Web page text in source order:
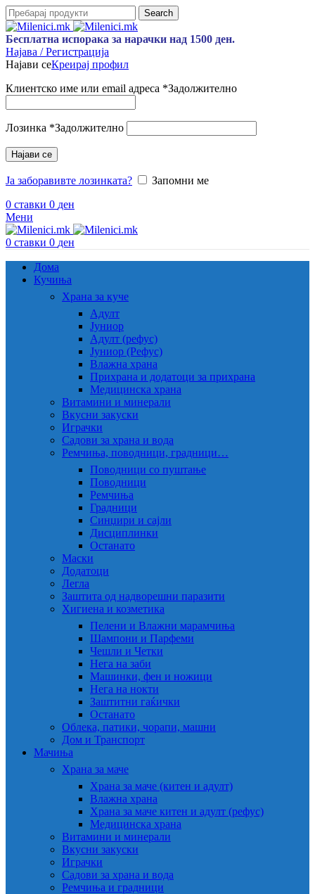
Search
Бесплатна испорака за нарачки над 1500 ден.
Најава / Регистрација
Најави сеКреирај профил
Клиентско име или email адреса *Задолжително
Лозинка *Задолжително
Најави се
Ја заборавивте лозинката?
Запомни ме
0 ставки 0 ден
Мени
0 ставки 0 ден
Дома
Кучиња
Храна за куче
Адулт
Јуниор
Адулт (рефус)
Јуниор (Рефус)
Влажна храна
Прихрана и додатоци за прихрана
Медицинска храна
Витамини и минерали
Вкусни закуски
Играчки
Садови за храна и вода
Ремчиња, поводници, градници…
Поводници со пуштање
Поводници
Ремчиња
Градници
Синџири и сајли
Дисциплинки
Останато
Маски
Додатоци
Легла
Заштита од надворешни паразити
Хигиена и козметика
Пелени и Влажни марамчиња
Шампони и Парфеми
Чешли и Четки
Нега на заби
Машинки, фен и ножици
Нега на нокти
Заштитни гаќички
Останато
Облека, патики, чорапи, машни
Дом и Транспорт
Мачиња
Храна за маче
Храна за маче (китен и адулт)
Влажна храна
Храна за маче китен и адулт (рефус)
Медицинска храна
Витамини и минерали
Вкусни закуски
Играчки
Садови за храна и вода
Ремчиња и градници